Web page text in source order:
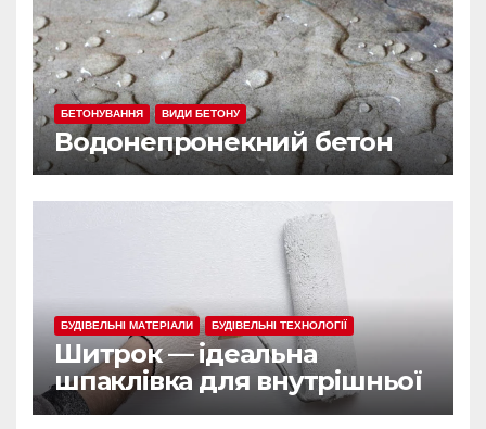
БЕТОНУВАННЯ ВИДИ БЕТОНУ
Водонепронекний бетон
БУДІВЕЛЬНІ МАТЕРІАЛИ БУДІВЕЛЬНІ ТЕХНОЛОГІЇ
Шитрок — ідеальна
шпаклівка для внутрішньої
обробки